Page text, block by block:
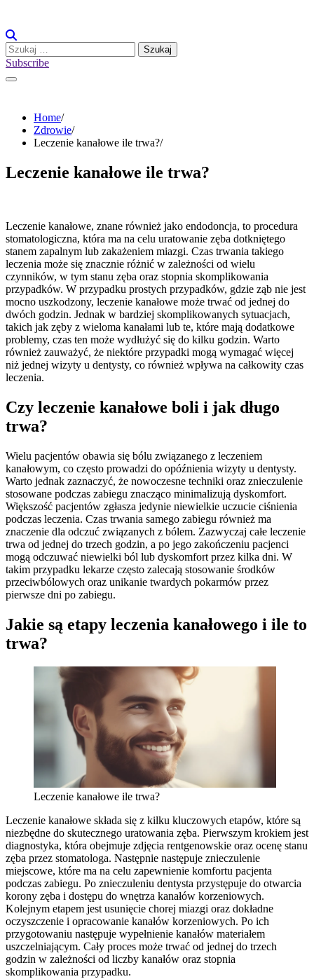
content
Szukaj:
Subscribe
Home
Zdrowie
Leczenie kanałowe ile trwa?
Leczenie kanałowe ile trwa?
Leczenie kanałowe, znane również jako endodoncja, to procedura
stomatologiczna, która ma na celu uratowanie zęba dotkniętego
stanem zapalnym lub zakażeniem miazgi. Czas trwania takiego
leczenia może się znacznie różnić w zależności od wielu
czynników, w tym stanu zęba oraz stopnia skomplikowania
przypadków. W przypadku prostych przypadków, gdzie ząb nie jest
mocno uszkodzony, leczenie kanałowe może trwać od jednej do
dwóch godzin. Jednak w bardziej skomplikowanych sytuacjach,
takich jak zęby z wieloma kanałami lub te, które mają dodatkowe
problemy, czas ten może wydłużyć się do kilku godzin. Warto
również zauważyć, że niektóre przypadki mogą wymagać więcej
niż jednej wizyty u dentysty, co również wpływa na całkowity czas
leczenia.
Czy leczenie kanałowe boli i jak długo
trwa?
Wielu pacjentów obawia się bólu związanego z leczeniem
kanałowym, co często prowadzi do opóźnienia wizyty u dentysty.
Warto jednak zaznaczyć, że nowoczesne techniki oraz znieczulenie
stosowane podczas zabiegu znacząco minimalizują dyskomfort.
Większość pacjentów zgłasza jedynie niewielkie uczucie ciśnienia
podczas leczenia. Czas trwania samego zabiegu również ma
znaczenie dla odczuć związanych z bólem. Zazwyczaj całe leczenie
trwa od jednej do trzech godzin, a po jego zakończeniu pacjenci
mogą odczuwać niewielki ból lub dyskomfort przez kilka dni. W
takim przypadku lekarze często zalecają stosowanie środków
przeciwbólowych oraz unikanie twardych pokarmów przez
pierwsze dni po zabiegu.
Jakie są etapy leczenia kanałowego i ile to
trwa?
Leczenie kanałowe ile trwa?
Leczenie kanałowe składa się z kilku kluczowych etapów, które są
niezbędne do skutecznego uratowania zęba. Pierwszym krokiem jest
diagnostyka, która obejmuje zdjęcia rentgenowskie oraz ocenę stanu
zęba przez stomatologa. Następnie następuje znieczulenie
miejscowe, które ma na celu zapewnienie komfortu pacjenta
podczas zabiegu. Po znieczuleniu dentysta przystępuje do otwarcia
korony zęba i dostępu do wnętrza kanałów korzeniowych.
Kolejnym etapem jest usunięcie chorej miazgi oraz dokładne
oczyszczenie i opracowanie kanałów korzeniowych. Po ich
przygotowaniu następuje wypełnienie kanałów materiałem
uszczelniającym. Cały proces może trwać od jednej do trzech
godzin w zależności od liczby kanałów oraz stopnia
skomplikowania przypadku.